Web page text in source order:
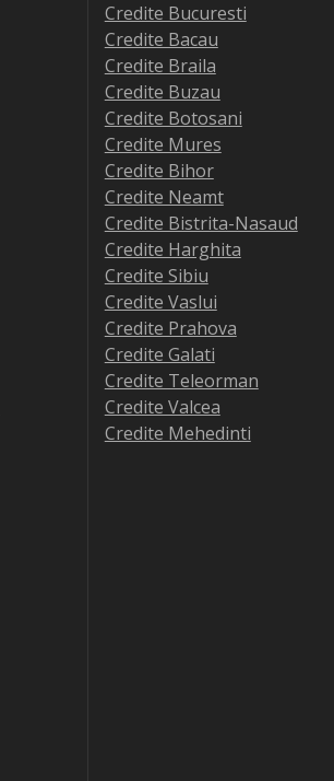
Credite Bucuresti
Credite Bacau
Credite Braila
Credite Buzau
Credite Botosani
Credite Mures
Credite Bihor
Credite Neamt
Credite Bistrita-Nasaud
Credite Harghita
Credite Sibiu
Credite Vaslui
Credite Prahova
Credite Galati
Credite Teleorman
Credite Valcea
Credite Mehedinti